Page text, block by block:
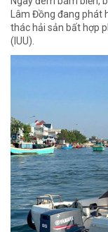
Lâm Đồng đang phát
thác hải sản bất hợp
(IUU).